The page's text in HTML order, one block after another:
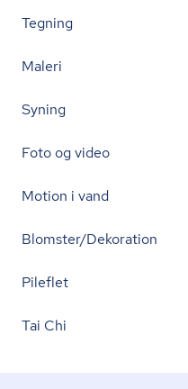
Tegning
Maleri
Syning
Foto og video
Motion i vand
Blomster/Dekoration
Pileflet
Tai Chi